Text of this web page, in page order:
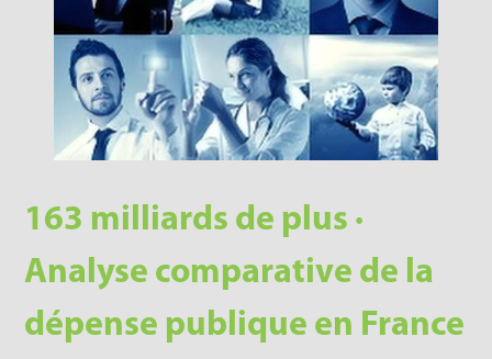
163 milliards de plus ·
Analyse comparative de la
dépense publique en France